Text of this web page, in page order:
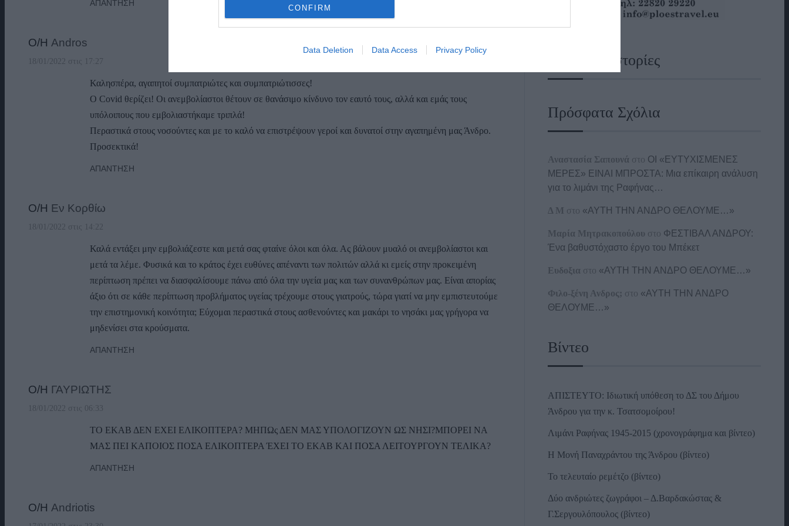
CONFIRM
Data Deletion Data Access Privacy Policy
ΑΠΆΝΤΗΣΗ
Ο/Η Andros
18/01/2022 στις 17:27
Καλησπέρα, αγαπητοί συμπατριώτες και συμπατριώτισσες!
Ο Covid θερίζει! Οι ανεμβολίαστοι θέτουν σε θανάσιμο κίνδυνο τον εαυτό τους, αλλά και εμάς τους
υπόλοιπους που εμβολιαστήκαμε τριπλά!
Περαστικά στους νοσούντες και με το καλό να επιστρέψουν γεροί και δυνατοί στην αγαπημένη μας Άνδρο.
Προσεκτικά!
ΑΠΆΝΤΗΣΗ
Ο/Η Εν Κορθίω
18/01/2022 στις 14:22
Καλά εντάξει μην εμβολιάζεστε και μετά σας φταίνε όλοι και όλα. Ας βάλουν μυαλό οι ανεμβολίαστοι και
μετά τα λέμε. Φυσικά και το κράτος έχει ευθύνες απέναντι των πολιτών αλλά κι εμείς στην προκειμένη
περίπτωση πρέπει να διασφαλίσουμε πάνω από όλα την υγεία μας και των συνανθρώπων μας. Είναι απορίας
άξιο ότι σε κάθε περίπτωση προβλήματος υγείας τρέχουμε στους γιατρούς, τώρα γιατί να μην εμπιστευτούμε
την επιστημονική κοινότητα; Εύχομαι περαστικά στους ασθενούντες και μακάρι το νησάκι μας γρήγορα να
μηδενίσει στα κρούσματα.
ΑΠΆΝΤΗΣΗ
Ο/Η ΓΑΥΡΙΩΤΗΣ
18/01/2022 στις 06:33
ΤΟ ΕΚΑΒ ΔΕΝ ΕΧΕΙ ΕΛΙΚΟΠΤΕΡΑ? ΜΗΠΩς ΔΕΝ ΜΑΣ ΥΠΟΛΟΓΙΖΟΥΝ ΩΣ ΝΗΣΙ?ΜΠΟΡΕΙ ΝΑ
ΜΑΣ ΠΕΙ ΚΑΠΟΙΟΣ ΠΟΣΑ ΕΛΙΚΟΠΤΕΡΑ ΈΧΕΙ ΤΟ ΕΚΑΒ ΚΑΙ ΠΟΣΑ ΛΕΙΤΟΥΡΓΟΥΝ ΤΕΛΙΚΑ?
ΑΠΆΝΤΗΣΗ
Ο/Η Andriotis
Ναυτικές Ιστορίες
Πρόσφατα Σχόλια
Αναστασία Σαπουνά στο ΟΙ «ΕΥΤΥΧΙΣΜΕΝΕΣ
ΜΕΡΕΣ» ΕΙΝΑΙ ΜΠΡΟΣΤΑ: Μια επίκαιρη ανάλυση
για το λιμάνι της Ραφήνας…
Δ Μ στο «ΑΥΤΗ ΤΗΝ ΑΝΔΡΟ ΘΕΛΟΥΜΕ…»
Μαρία Μητρακοπούλου στο ΦΕΣΤΙΒΑΛ ΑΝΔΡΟΥ:
Ένα βαθυστόχαστο έργο του Μπέκετ
Ευδοξια στο «ΑΥΤΗ ΤΗΝ ΑΝΔΡΟ ΘΕΛΟΥΜΕ…»
Φιλο-ξένη Ανδρος; στο «ΑΥΤΗ ΤΗΝ ΑΝΔΡΟ
ΘΕΛΟΥΜΕ…»
Βίντεο
ΑΠΙΣΤΕΥΤΟ: Ιδιωτική υπόθεση το ΔΣ του Δήμου
Άνδρου για την κ. Τσατσομοίρου!
Λιμάνι Ραφήνας 1945-2015 (χρονογράφημα και βίντεο)
Η Μονή Παναχράντου της Άνδρου (βίντεο)
Το τελευταίο ρεμέτζο (βίντεο)
Δύο ανδριώτες ζωγράφοι – Δ.Βαρδακώστας &
Γ.Σεργουλόπουλος (βίντεο)